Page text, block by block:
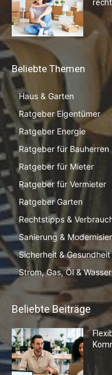
Beliebte Themen
Haus & Garten
Ratgeber Eigentümer
Ratgeber Energie
Ratgeber für Bauherren
Ratgeber für Mieter
Ratgeber für Vermieter
Ratgeber Garten
Rechtstipps &
Sanierung &
Sicherheit & Gesundheit
Strom, Gas, Öl & Wasser
Beliebte Beiträge